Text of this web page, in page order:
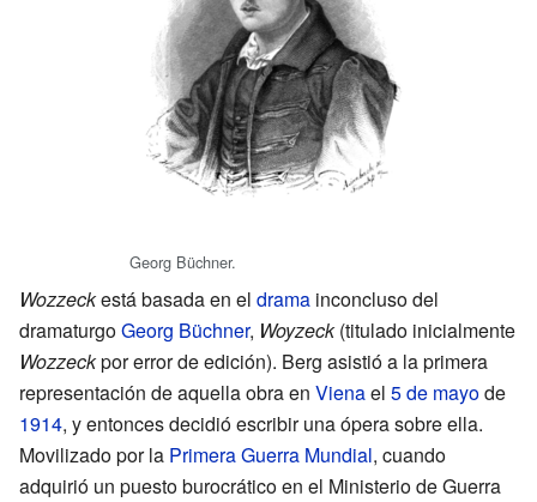
Georg Büchner.
Wozzeckestá basada en el drama inconcluso del
dramaturgoGeorg Büchner, Woyzeck(titulado inicialmente
Wozzeckpor error de edición). Berg asistió a la primera
representación de aquella obra en Vienael 5 de mayode
1914, y entonces decidió escribir una ópera sobre ella.
Movilizado por la Primera Guerra Mundial, cuando
adquirió un puesto burocrático en el Ministerio de Guerra